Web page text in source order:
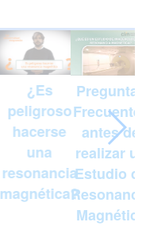
¿Es
peligroso
hacerse
una
resonancia
magnética?
Preguntas
antes de
realizar un
Estudio
Magnética